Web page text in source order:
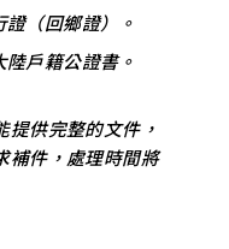
（回鄉證）。
戶籍公證書。
提供完整的文件，
補件，處理時間將